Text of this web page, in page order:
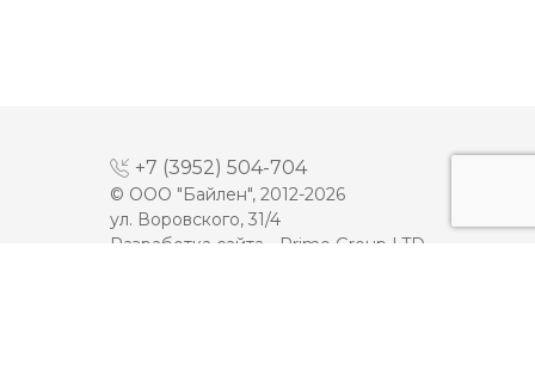
+7 (3952) 504-704
© ООО "Байлен", 2012-2026
ул. Воровского, 31/4
Разработка сайта -
Prime Group LTD